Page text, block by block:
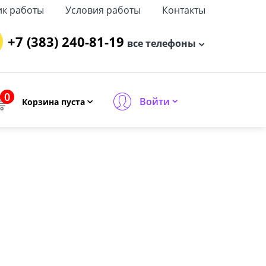
работы Условия работы Контакты
+7 (383) 240-81-19 все телефоны
0 Корзина пуста Войти